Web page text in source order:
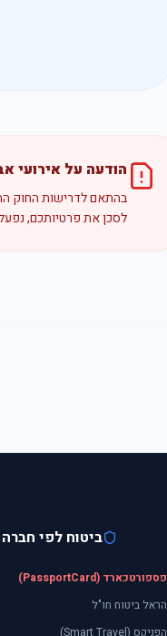
הודעה על אירועי
בהתאם לדרישות החוק
לסכן את פרטיותכם,
ביטוח לפי חברה
פספורטכארד (PassportCard)
הראל ביטוח חו"ל
הפניקס (Smart Travel)